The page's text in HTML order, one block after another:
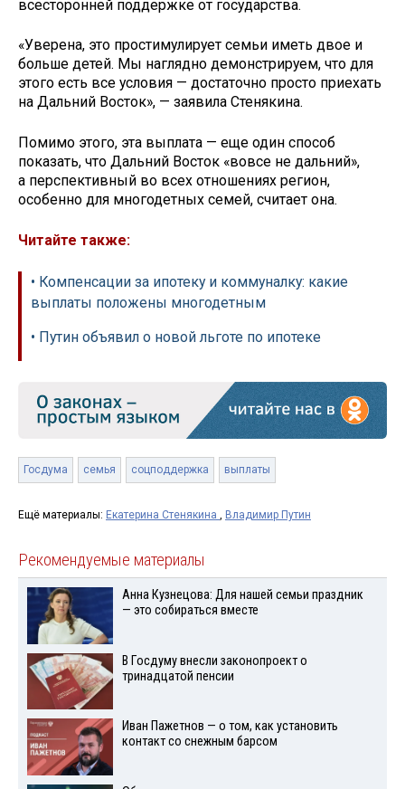
всесторонней поддержке от государства.
«Уверена, это простимулирует семьи иметь двое и
больше детей. Мы наглядно демонстрируем, что для
этого есть все условия — достаточно просто приехать
на Дальний Восток», — заявила Стенякина.
Помимо этого, эта выплата — еще один способ
показать, что Дальний Восток «вовсе не дальний»,
а перспективный во всех отношениях регион,
особенно для многодетных семей, считает она.
Читайте также:
• Компенсации за ипотеку и коммуналку: какие
выплаты положены многодетным
• Путин объявил о новой льготе по ипотеке
Госдума семья соцподдержка выплаты
Ещё материалы: Екатерина Стенякина , Владимир Путин
Рекомендуемые материалы
Анна Кузнецова: Для нашей семьи праздник
— это собираться вместе
В Госдуму внесли законопроект о
тринадцатой пенсии
Иван Пажетнов — о том, как установить
контакт со снежным барсом